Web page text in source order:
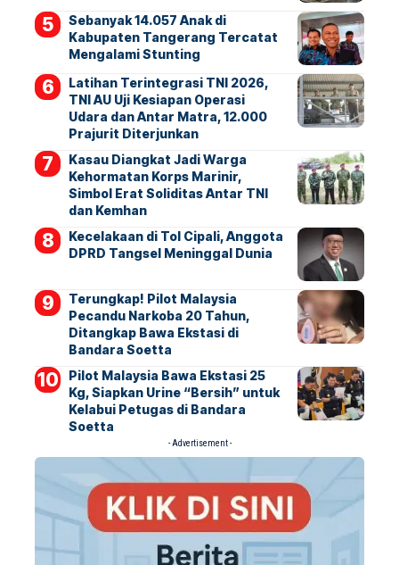
Sebanyak 14.057 Anak di
Kabupaten Tangerang Tercatat
Mengalami Stunting
Latihan Terintegrasi TNI 2026,
TNI AU Uji Kesiapan Operasi
Udara dan Antar Matra, 12.000
Prajurit Diterjunkan
Kasau Diangkat Jadi Warga
Kehormatan Korps Marinir,
Simbol Erat Soliditas Antar TNI
dan Kemhan
Kecelakaan di Tol Cipali, Anggota
DPRD Tangsel Meninggal Dunia
Terungkap! Pilot Malaysia
Pecandu Narkoba 20 Tahun,
Ditangkap Bawa Ekstasi di
Bandara Soetta
Pilot Malaysia Bawa Ekstasi 25
Kg, Siapkan Urine “Bersih” untuk
Kelabui Petugas di Bandara
Soetta
- Advertisement -